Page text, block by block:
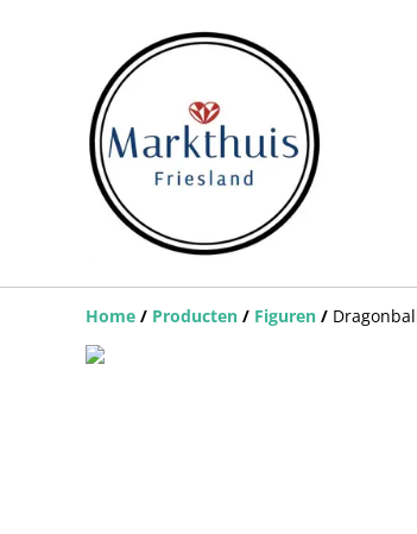
Home / Producten / Figuren /